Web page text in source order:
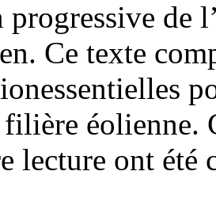
de
Ce texte
éolienne.
lecture ont été